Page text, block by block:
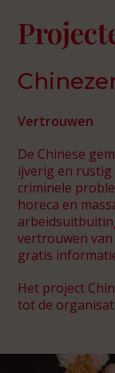
Over SHOP
FAQ
Contact
Spot46
SHOP
De
SHOP
Vertrouwen
De Chinese
ijverig en
criminele
horeca en
vertrouwen
gratis
Het project
tot de